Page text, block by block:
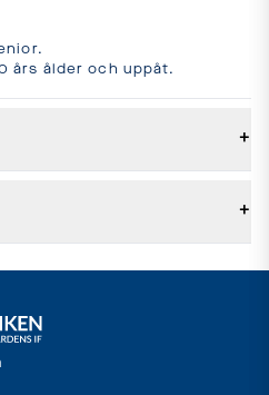
års ålder och uppåt.
+
+